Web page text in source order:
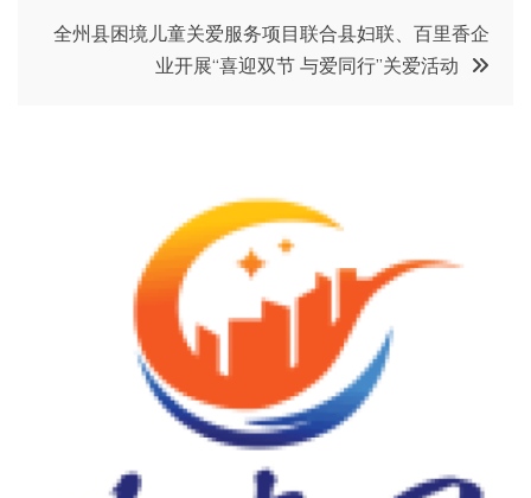
导全州县困境儿童关爱服务项目联合县妇联、百里香企
业开展“喜迎双节 与爱同行”关爱活动